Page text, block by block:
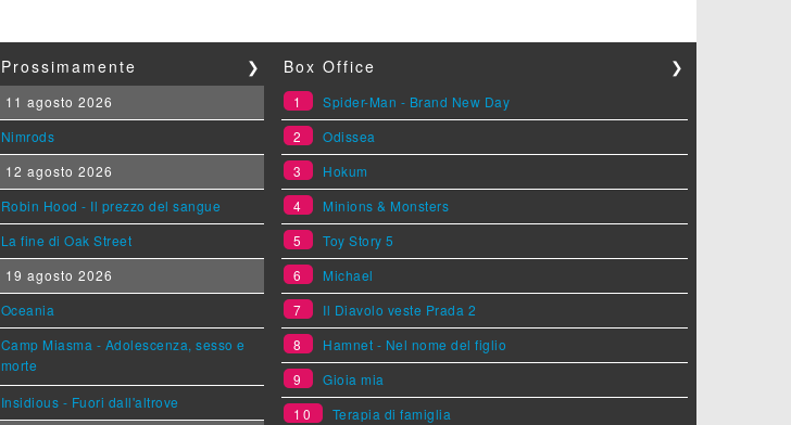
Prossimamente ❯
11 agosto 2026
Nimrods
12 agosto 2026
Robin Hood - Il prezzo del sangue
La fine di Oak Street
19 agosto 2026
Oceania
Camp Miasma - Adolescenza, sesso e
morte
Insidious - Fuori dall'altrove
Box Office ❯
1
Spider-Man - Brand New Day
2
Odissea
3
Hokum
4
Minions & Monsters
5
Toy Story 5
6
Michael
7
Il Diavolo veste Prada 2
8
Hamnet - Nel nome del figlio
9
Gioia mia
10
Terapia di famiglia